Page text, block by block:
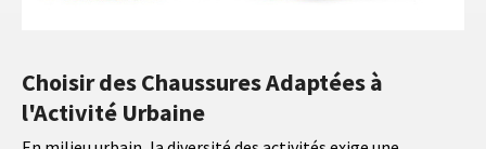
Choisir des Chaussures Adaptées à
l'Activité Urbaine